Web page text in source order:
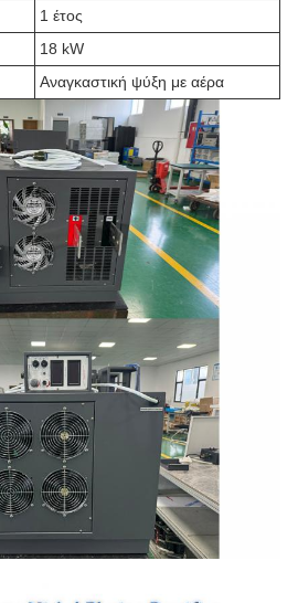
1 έτος
18 kW
Αναγκαστική ψύξη με αέρα